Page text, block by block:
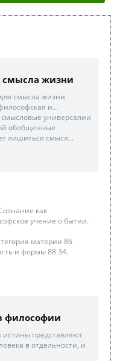
смысла жизни
смысла жизни
и...
универсалии
обобщенные
лишиться смысл...
как
учение о бытии.
материи 86
и формы 88 34.
философии
истины представляют
в отдельности, и